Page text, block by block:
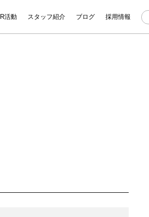
活動 スタッフ紹介 ブログ 採用情報